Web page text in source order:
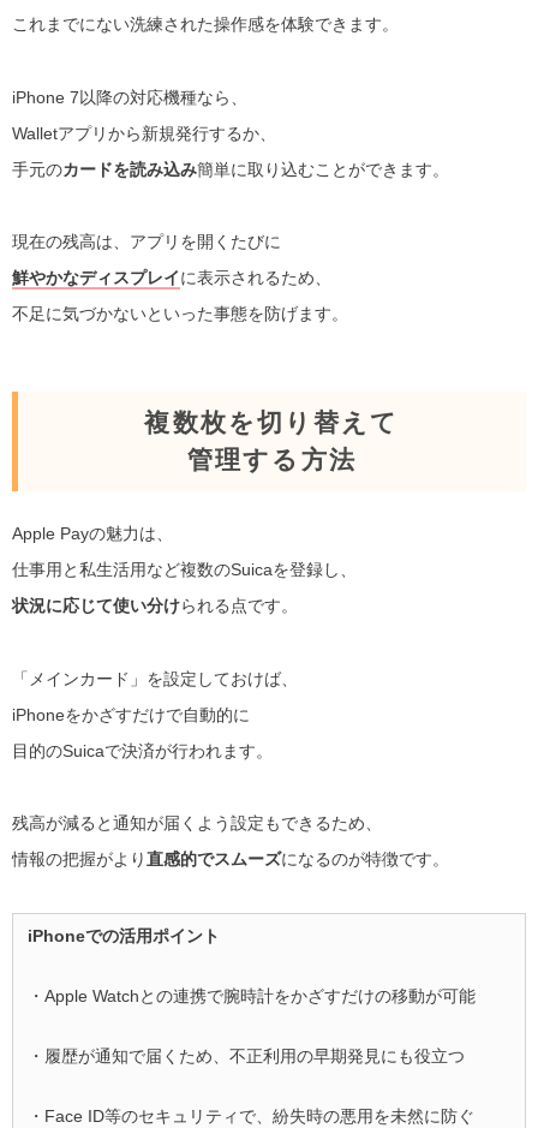
これまでにない洗練された操作感を体験できます。
iPhone 7以降の対応機種なら、
Walletアプリから新規発行するか、
手元のカードを読み込み簡単に取り込むことができます。
現在の残高は、アプリを開くたびに
鮮やかなディスプレイに表示されるため、
不足に気づかないといった事態を防げます。
複数枚を切り替えて
管理する方法
Apple Payの魅力は、
仕事用と私生活用など複数のSuicaを登録し、
状況に応じて使い分けられる点です。
「メインカード」を設定しておけば、
iPhoneをかざすだけで自動的に
目的のSuicaで決済が行われます。
残高が減ると通知が届くよう設定もできるため、
情報の把握がより直感的でスムーズになるのが特徴です。
iPhoneでの活用ポイント
・Apple Watchとの連携で腕時計をかざすだけの移動が可能
・履歴が通知で届くため、不正利用の早期発見にも役立つ
・Face ID等のセキュリティで、紛失時の悪用を未然に防ぐ